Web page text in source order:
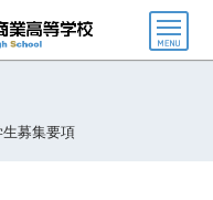
メ
ニ
募集要項